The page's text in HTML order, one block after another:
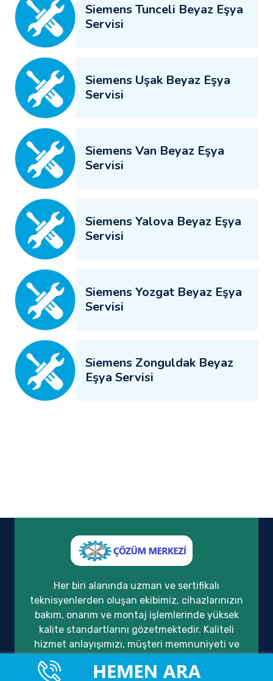
Siemens Tunceli Beyaz Eşya
Servisi
Siemens Uşak Beyaz Eşya
Servisi
Siemens Van Beyaz Eşya
Servisi
Siemens Yalova Beyaz Eşya
Servisi
Siemens Yozgat Beyaz Eşya
Servisi
Siemens Zonguldak Beyaz
Eşya Servisi
Her biri alanında uzman ve sertifikalı
teknisyenlerden oluşan ekibimiz, cihazlarınızın
bakım, onarım ve montaj işlemlerinde yüksek
kalite standartlarını gözetmektedir. Kaliteli
hizmet anlayışımızı, müşteri memnuniyeti ve
güven temeli üzerine inşa ederek, yıllardır
sektörde güvenilir bir çözüm ortağı olarak